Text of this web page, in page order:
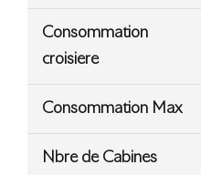
Consommation
croisiere
Consommation Max
Nbre de Cabines